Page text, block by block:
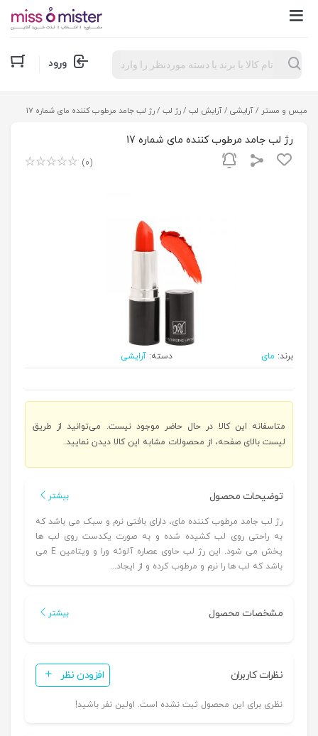
Products
search ورود
میس و مستر /آرایشی /آرایش لب /رژ لب / رژ لب جامد مرطوب کننده مای شماره 17
رژ لب جامد مرطوب کننده مای شماره 17
(0)
برند: مای دسته: آرایشی
متاسفانه این کالا در حال حاضر موجود نیست. می‌توانید از طریق
لیست بالای صفحه، از محصولات مشابه این کالا دیدن نمایید.
توضیحات محصول بیشتر
رژ لب جامد مرطوب کننده مای، دارای بافتی نرم و سبک می باشد که
به راحتی روی لب کشیده شده و به صورت یکدست روی لب ها
پخش می شود. این رژ لب حاوی عصاره آلوئه ورا و ویتامین E می
باشد که لب ها را نرم و مرطوب کرده و از ایجاد...
مشخصات محصول بیشتر
نظرات کاربران افزودن نظر
نظری برای این محصول ثبت نشده است. اولین نفر باشید!